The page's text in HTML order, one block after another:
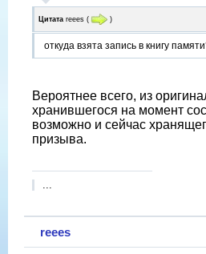
Цитата reees ( )
откуда взята запись в книгу
Вероятнее всего, из
хранившегося на момент
возможно и сейчас
призыва.
...
reees